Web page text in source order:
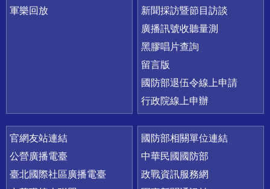
軍樂回放
新聞採訪暨節目訪談
廣播訊號收聽量測
黑膠唱片查詢
留言版
國防部退伍令線上申請
行政院線上申辦
官網友站連結
公營廣播電臺
臺北國際社區廣播電臺
國防部相關單位連結
中華民國國防部
政戰資訊服務網